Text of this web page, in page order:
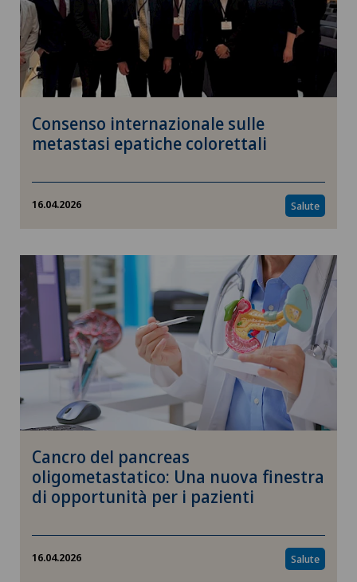
Consenso internazionale sulle
metastasi epatiche colorettali
16.04.2026 Salute
Cancro del pancreas
oligometastatico: Una nuova finestra
di opportunità per i pazienti
16.04.2026 Salute